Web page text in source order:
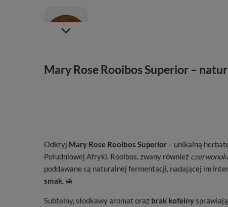
Mary Rose Rooibos Superior –
Odkryj Mary Rose Rooibos Superior – unikalną
Południowej Afryki. Rooibos, zwany również
poddawane są naturalnej fermentacji, nadającej im
smak . 🍯
Subtelny, słodkawy aromat oraz brak kofeiny